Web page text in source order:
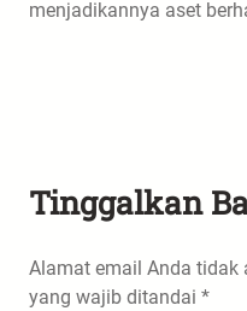
menjadikannya aset
Tinggalkan
Alamat email Anda tidak
yang wajib ditandai *